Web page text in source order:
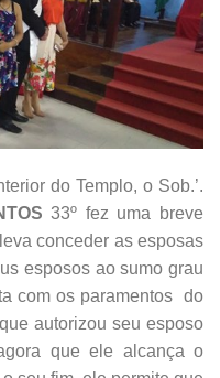
do Templo, o Sob.’.
33º fez uma breve
conceder as esposas
esposos ao sumo grau
com os paramentos do
autorizou seu esposo
que ele alcança o